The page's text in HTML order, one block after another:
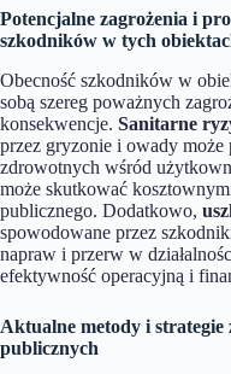
Potencjalne zagrożenia i
szkodników w tych
Obecność szkodników w
sobą szereg poważnych
konsekwencje. Sanitarne
przez gryzonie i owady
zdrowotnych wśród
może skutkować
publicznego. Dodatkowo,
spowodowane przez
napraw i przerw w
efektywność operacyjną i
Aktualne metody i
publicznych